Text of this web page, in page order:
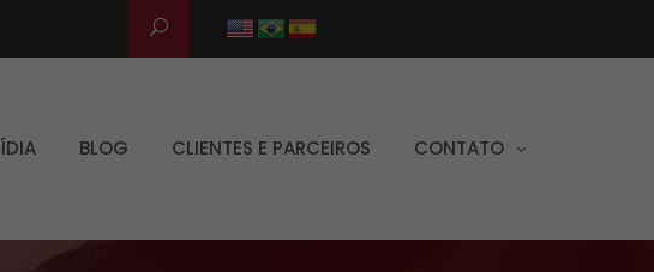
BLOG CLIENTES E PARCEIROS CONTATO